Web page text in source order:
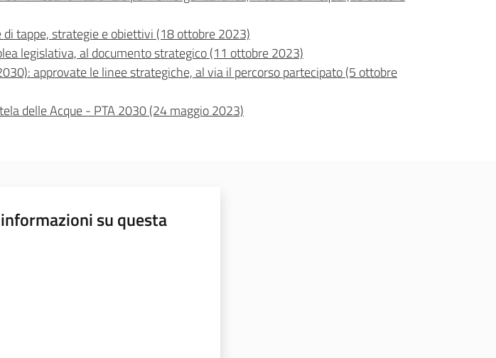
tappe, strategie e obiettivi (18 ottobre 2023)
legislativa, al documento strategico (11 ottobre 2023)
approvate le linee strategiche, al via il percorso partecipato (5 ottobre
delle Acque - PTA 2030 (24 maggio 2023)
su questa